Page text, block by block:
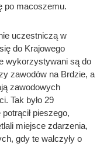
po macoszemu.
uczestniczą w
do Krajowego
wykorzystywani są do
zawodów na Brdzie, a
zawodowych
Tak było 29
pieszego,
miejsce zdarzenia,
gdy te walczyły o